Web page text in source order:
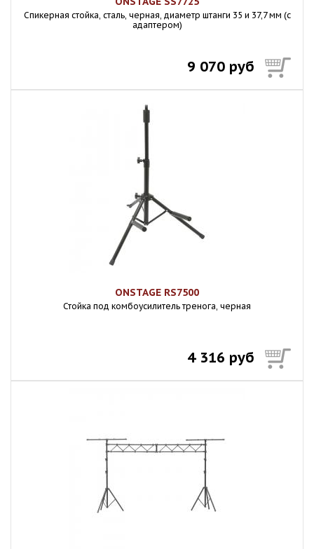
Спикерная стойка, сталь, черная, диаметр штанги 35 и 37,7 мм (с
адаптером)
9 070 руб
ONSTAGE RS7500
Стойка под комбоусилитель тренога, черная
4 316 руб